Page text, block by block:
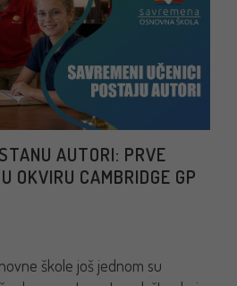
AUTORI: PRVE
OKVIRU CAMBRIDGE GP
škole još jednom su